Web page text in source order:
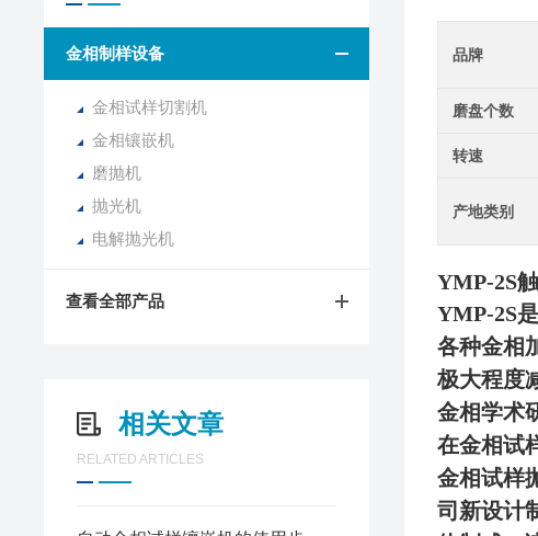
金相制样设备
金相试样切割机
金相镶嵌机
磨抛机
抛光机
电解抛光机
查看全部产品
相关文章
RELATED ARTICLES
品牌
磨盘个数
转速
产地类别
YMP-2S
YMP-2S
各种金相
极大程度
金相学术
在金相试
金相试样
司新设计